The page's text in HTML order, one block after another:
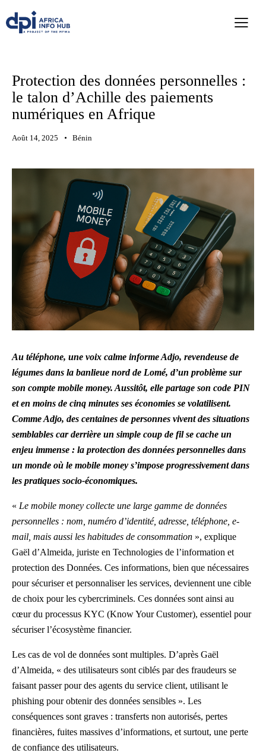
Protection des données personnelles :
le talon d’Achille des paiements
numériques en Afrique
Août 14, 2025 Bénin
Au téléphone, une voix calme informe Adjo, revendeuse de
légumes dans la banlieue nord de Lomé, d’un problème sur
son compte mobile money. Aussitôt, elle partage son code PIN
et en moins de cinq minutes ses économies se volatilisent.
Comme Adjo, des centaines de personnes vivent des situations
semblables carderrière un simple coup de fil se cache un
enjeu immense : la protection des données personnelles dans
un monde où le mobile money s’impose progressivement dans
les pratiques socio-économiques.
« Le mobile money collecte une large gamme de données
personnelles : nom, numéro d’identité, adresse, téléphone, e-
mail, mais aussi les habitudes de consommation », explique
Gaël d’Almeida, juriste en Technologies de l’information et
protection des Données. Ces informations, bien que nécessaires
pour sécuriser et personnaliser les services, deviennent une cible
de choix pour les cybercriminels. Ces données sont ainsi au
cœur du processus KYC (Know Your Customer), essentiel pour
sécuriser l’écosystème financier.
Les cas de vol de données sont multiples. D’après Gaël
d’Almeida, « des utilisateurs sont ciblés par des fraudeurs se
faisant passer pour des agents du service client, utilisant le
phishing pour obtenir des données sensibles ». Les
conséquences sont graves : transferts non autorisés, pertes
financières, fuites massives d’informations, et surtout, une perte
de confiance des utilisateurs.